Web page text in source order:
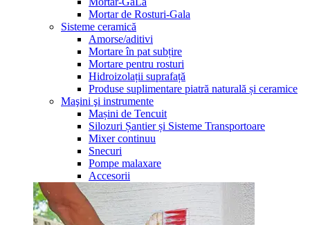
Mortar de Rosturi-Gala
Sisteme ceramică
Amorse/aditivi
Mortare în pat subțire
Mortare pentru rosturi
Hidroizolații suprafață
Produse suplimentare piatră naturală și ceramice
Maşini şi instrumente
Mașini de Tencuit
Silozuri Șantier și Sisteme Transportoare
Mixer continuu
Snecuri
Pompe malaxare
Accesorii